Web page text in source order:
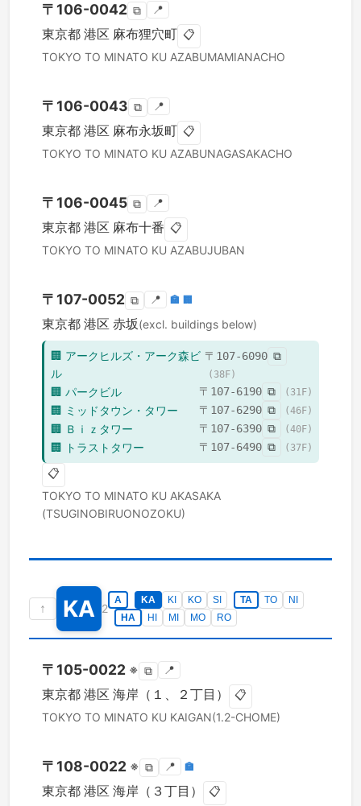
〒 106-0042 ⧉ 📍
東京都 港区 麻布狸穴町 📋
TOKYO TO MINATO KU AZABUMAMIANACHO
〒 106-0043 ⧉ 📍
東京都 港区 麻布永坂町 📋
TOKYO TO MINATO KU AZABUNAGASAKACHO
〒 106-0045 ⧉ 📍
東京都 港区 麻布十番 📋
TOKYO TO MINATO KU AZABUJUBAN
〒 107-0052 ⧉ 📍 🏣 🏢
東京都 港区 赤坂(excl. buildings below)
🏢 アークヒルズ・アーク森ビ
ル
〒 107-6090 ⧉
( 38F)
🏢 パークビル 〒 107-6190 ⧉ ( 31F)
🏢 ミッドタウン・タワー 〒 107-6290 ⧉ (46F)
🏢 Ｂｉｚタワー 〒 107-6390 ⧉ (40F)
🏢 トラストタワー 〒 107-6490 ⧉ ( 37F)
📋
TOKYO TO MINATO KU AKASAKA
(TSUGINOBIRUONOZOKU)
↑ KA 2
A KA KI KO SI TA TO
NI
HA
HI MI MO RO
〒 105-0022 ※ ⧉ 📍
東京都 港区 海岸（１、２丁目） 📋
TOKYO TO MINATO KU KAIGAN(1.2-CHOME)
〒 108-0022 ※ ⧉ 📍 🏣
東京都 港区 海岸（３丁目） 📋